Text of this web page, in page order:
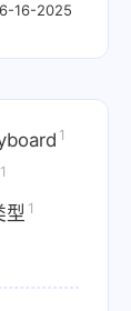
6-16-2025
1
1
型 1